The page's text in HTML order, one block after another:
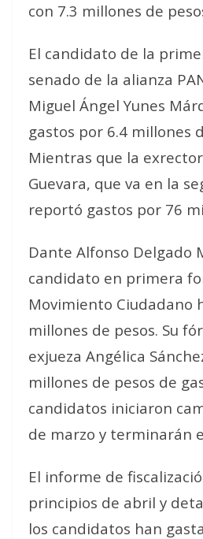
con 7.3 millones de
El candidato de la
senado de la alianza
Miguel Ángel Yunes
gastos por 6.4 millones
Mientras que la
Guevara, que va en la
reportó gastos por 76
Dante Alfonso Delgado
candidato en primera
Movimiento Ciudadano
millones de pesos. Su
exjueza Angélica
millones de pesos de
candidatos iniciaron
de marzo y terminarán
El informe de
principios de abril y
los candidatos han